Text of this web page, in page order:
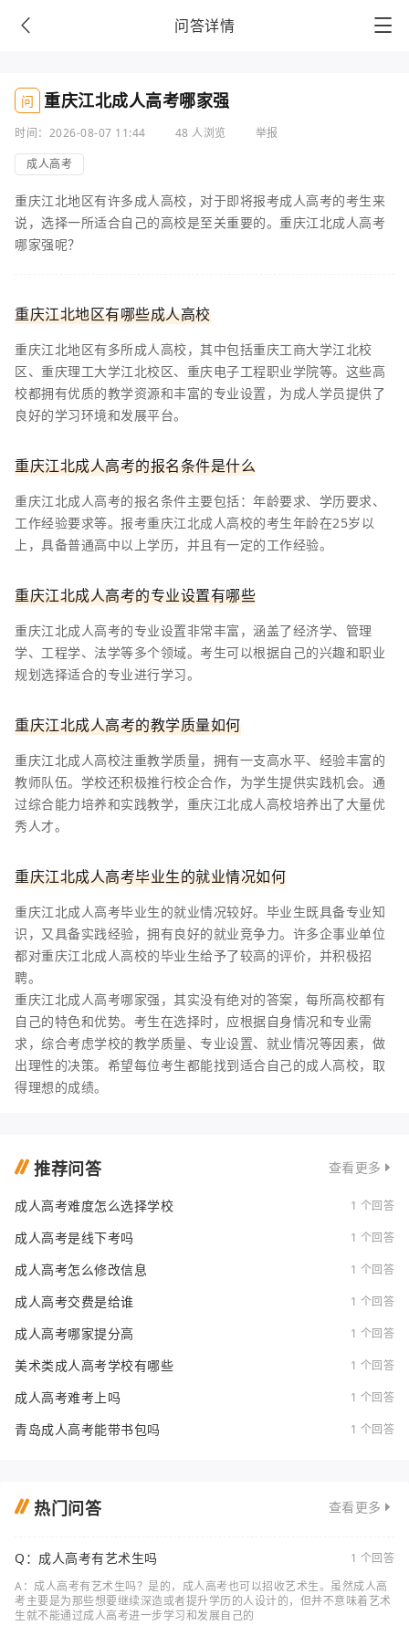
问答详情
问 重庆江北成人高考哪家强
时间：2026-08-07 11:44 48 人浏览
举报
成人高考
重庆江北地区有许多成人高校，对于即将报考成人高考的考生来
说，选择一所适合自己的高校是至关重要的。重庆江北成人高考
哪家强呢？
重庆江北地区有哪些成人高校
重庆江北地区有多所成人高校，其中包括重庆工商大学江北校
区、重庆理工大学江北校区、重庆电子工程职业学院等。这些高
校都拥有优质的教学资源和丰富的专业设置，为成人学员提供了
良好的学习环境和发展平台。
重庆江北成人高考的报名条件是什么
重庆江北成人高考的报名条件主要包括：年龄要求、学历要求、
工作经验要求等。报考重庆江北成人高校的考生年龄在25岁以
上，具备普通高中以上学历，并且有一定的工作经验。
重庆江北成人高考的专业设置有哪些
重庆江北成人高考的专业设置非常丰富，涵盖了经济学、管理
学、工程学、法学等多个领域。考生可以根据自己的兴趣和职业
规划选择适合的专业进行学习。
重庆江北成人高考的教学质量如何
重庆江北成人高校注重教学质量，拥有一支高水平、经验丰富的
教师队伍。学校还积极推行校企合作，为学生提供实践机会。通
过综合能力培养和实践教学，重庆江北成人高校培养出了大量优
秀人才。
重庆江北成人高考毕业生的就业情况如何
重庆江北成人高考毕业生的就业情况较好。毕业生既具备专业知
识，又具备实践经验，拥有良好的就业竞争力。许多企事业单位
都对重庆江北成人高校的毕业生给予了较高的评价，并积极招
聘。
重庆江北成人高考哪家强，其实没有绝对的答案，每所高校都有
自己的特色和优势。考生在选择时，应根据自身情况和专业需
求，综合考虑学校的教学质量、专业设置、就业情况等因素，做
出理性的决策。希望每位考生都能找到适合自己的成人高校，取
得理想的成绩。
推荐问答 查看更多
成人高考难度怎么选择学校 1 个回答
成人高考是线下考吗 1 个回答
成人高考怎么修改信息 1 个回答
成人高考交费是给谁 1 个回答
成人高考哪家提分高 1 个回答
美术类成人高考学校有哪些 1 个回答
成人高考难考上吗 1 个回答
青岛成人高考能带书包吗 1 个回答
热门问答 查看更多
Q：成人高考有艺术生吗
1 个回答
A：成人高考有艺术生吗？是的，成人高考也可以招收艺术生。虽然成人高
考主要是为那些想要继续深造或者提升学历的人设计的，但并不意味着艺术
生就不能通过成人高考进一步学习和发展自己的